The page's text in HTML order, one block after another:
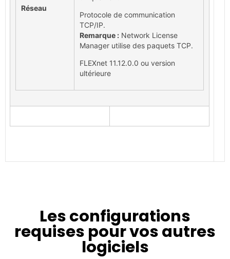
Réseau
Protocole de communication
TCP/IP.
Remarque :Network License
Manager utilise des paquets TCP.
FLEXnet 11.12.0.0 ou version
ultérieure
Les configurations
requises pour vos autres
logiciels